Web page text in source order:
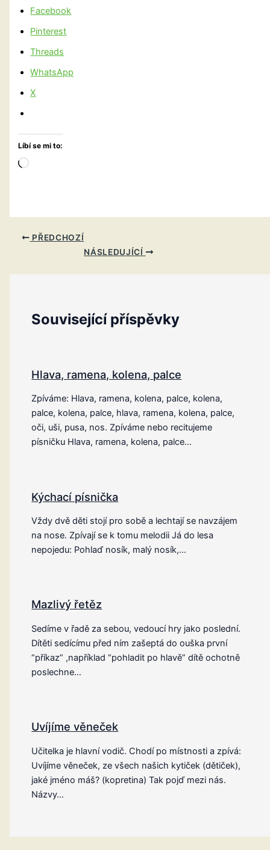
Facebook
Pinterest
Threads
WhatsApp
X
Líbí se mi to:
Načítání…
PŘEDCHOZÍ
NÁSLEDUJÍCÍ
Související příspěvky
Hlava, ramena, kolena, palce
Zpíváme: Hlava, ramena, kolena, palce, kolena,
palce, kolena, palce, hlava, ramena, kolena, palce,
oči, uši, pusa, nos. Zpíváme nebo recitujeme
písničku Hlava, ramena, kolena, palce…
Kýchací písnička
Vždy dvě děti stojí pro sobě a lechtají se navzájem
na nose. Zpívají se k tomu melodii Já do lesa
nepojedu: Pohlaď nosík, malý nosík,…
Mazlivý řetěz
Sedíme v řadě za sebou, vedoucí hry jako poslední.
Dítěti sedícímu před ním zašeptá do ouška první
“příkaz” ,například “pohladit po hlavě” dítě ochotně
poslechne…
Uvíjíme věneček
Učitelka je hlavní vodič. Chodí po místnosti a zpívá:
Uvíjíme věneček, ze všech našich kytiček (dětiček),
jaké jméno máš? (kopretina) Tak pojď mezi nás.
Názvy…